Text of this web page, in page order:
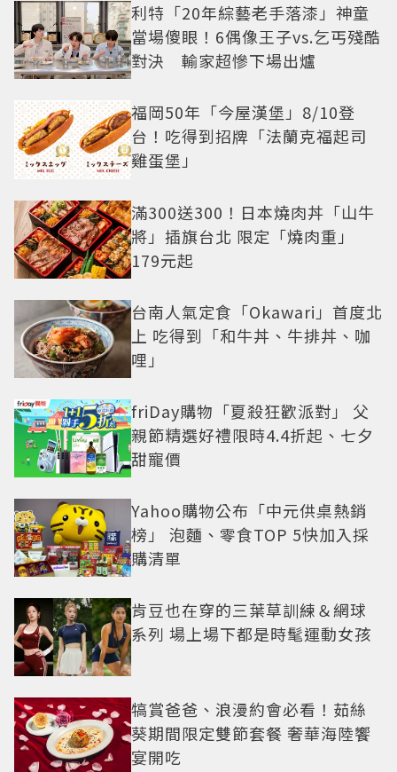
利特「20年綜藝老手落漆」神童
當場傻眼！6偶像王子vs.乞丐殘酷
對決 輸家超慘下場出爐
福岡50年「今屋漢堡」8/10登
台！吃得到招牌「法蘭克福起司
雞蛋堡」
滿300送300！日本燒肉丼「山牛
將」插旗台北 限定「燒肉重」
179元起
台南人氣定食「Okawari」首度北
上 吃得到「和牛丼、牛排丼、咖
哩」
friDay購物「夏殺狂歡派對」 父
親節精選好禮限時4.4折起、七夕
甜寵價
Yahoo購物公布「中元供桌熱銷
榜」 泡麵、零食TOP 5快加入採
購清單
肯豆也在穿的三葉草訓練＆網球
系列 場上場下都是時髦運動女孩
犒賞爸爸、浪漫約會必看！茹絲
葵期間限定雙節套餐 奢華海陸饗
宴開吃